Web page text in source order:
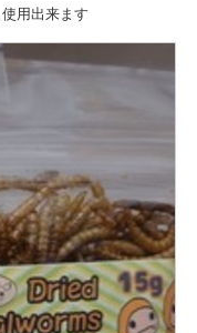
用出来ます